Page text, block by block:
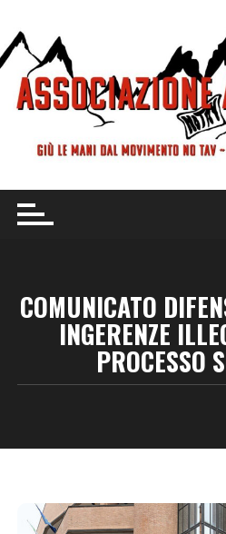
contenuto
COMUNICATO
INGERENZE
PROCESSO